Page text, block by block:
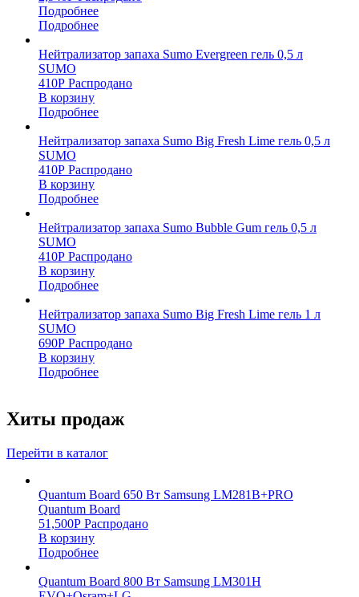
Подробнее
Подробнее
Нейтрализатор запаха Sumo Evergreen гель 0,5 л
SUMO
410Р Распродано
В корзину
Подробнее
Нейтрализатор запаха Sumo Big Fresh Lime гель 0,5 л
SUMO
410Р Распродано
В корзину
Подробнее
Нейтрализатор запаха Sumo Bubble Gum гель 0,5 л
SUMO
410Р Распродано
В корзину
Подробнее
Нейтрализатор запаха Sumo Big Fresh Lime гель 1 л
SUMO
690Р Распродано
В корзину
Подробнее
Хиты продаж
Перейти в каталог
Quantum Board 650 Вт Samsung LM281B+PRO
Quantum Board
51,500Р Распродано
В корзину
Подробнее
Quantum Board 800 Вт Samsung LM301H